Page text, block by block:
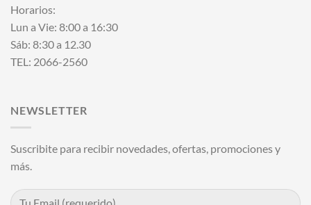
Horarios:
Lun a Vie: 8:00 a 16:30
Sáb: 8:30 a 12.30
TEL: 2066-2560
NEWSLETTER
Suscribite para recibir novedades, ofertas, promociones y
más.